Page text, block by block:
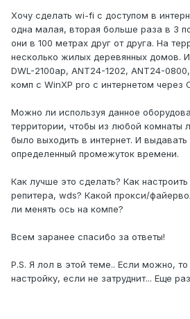
Хочу сделать wi-fi с доступом в
одна малая, вторая больше раза в 3
они в 100 метрах друг от друга. На
несколько жилых деревянных домов.
DWL-2100ap, ANT24-1202, ANT24-
комп с WinXP pro с интернетом через
Можно ли используя данное
территории, чтобы из любой
было выходить в интернет. И
определенный промежуток времени.
Как лучше это сделать? Как
репитера, wds? Какой прокси/
ли менять ось на компе?
Всем заранее спасибо за ответы!
P.S. Я лол в этой теме.. Если можно,
настройку, если не затруднит... Еще